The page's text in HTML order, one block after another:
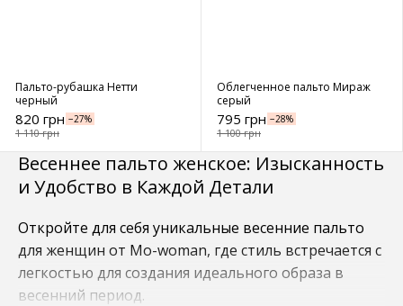
Пальто-рубашка Нетти
черный
820 грн
1 110 грн
−27%
Облегченное пальто Мираж
серый
795 грн
1 100 грн
−28%
Весеннее пальто женское: Изысканность
и Удобство в Каждой Детали
Откройте для себя уникальные весенние пальто
для женщин от Mo-woman, где стиль встречается с
легкостью для создания идеального образа в
весенний период.